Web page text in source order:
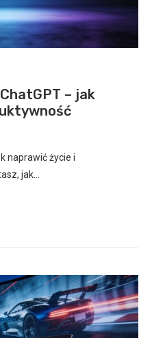
– jak
naprawić życie i
jak…